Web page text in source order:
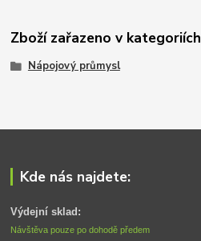
Zboží zařazeno v kategoriích
Nápojový průmysl
Kde nás najdete:
Výdejní sklad:
Návštěva pouze po dohodě předem